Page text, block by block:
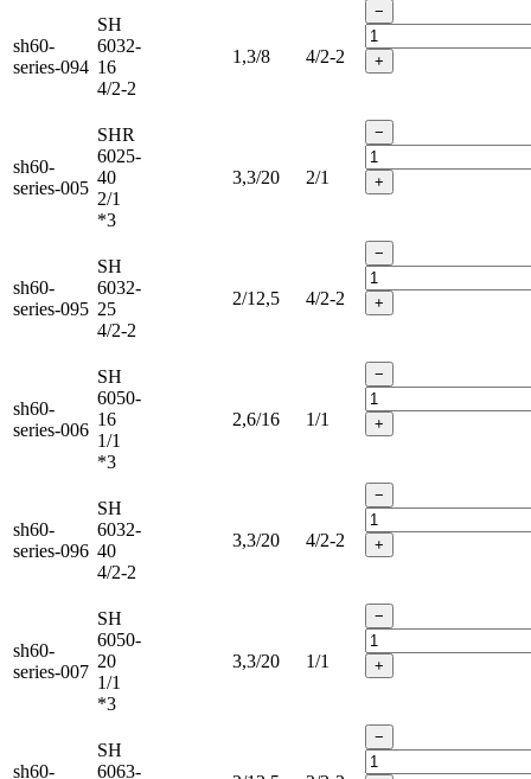
sh60-
series-094
SH
6032-
16
4/2-2
1,3/8 4/2-2
−
+
sh60-
series-005
SHR
6025-
40
2/1
*3
3,3/20 2/1
−
+
sh60-
series-095
SH
6032-
25
4/2-2
2/12,5 4/2-2
−
+
sh60-
series-006
SH
6050-
16
1/1
*3
2,6/16 1/1
−
+
sh60-
series-096
SH
6032-
40
4/2-2
3,3/20 4/2-2
−
+
sh60-
series-007
SH
6050-
20
1/1
*3
3,3/20 1/1
−
+
sh60-
SH
6063-
−